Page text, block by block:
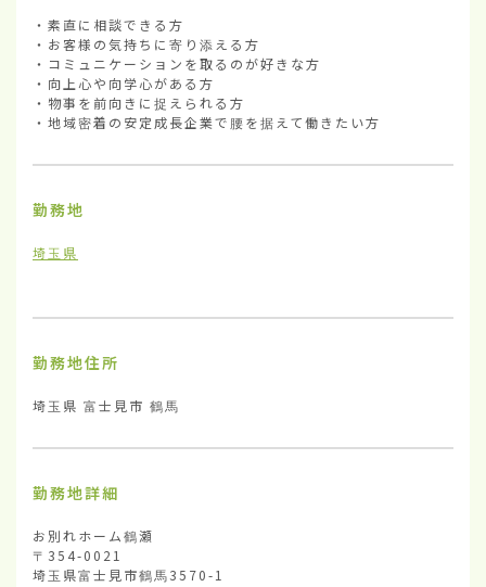
・素直に相談できる方
・お客様の気持ちに寄り添える方
・コミュニケーションを取るのが好きな方
・向上心や向学心がある方
・物事を前向きに捉えられる方
・地域密着の安定成長企業で腰を据えて働きたい方
勤務地
埼玉県
勤務地住所
埼玉県 富士見市 鶴馬
勤務地詳細
お別れホーム鶴瀬
〒354-0021
埼玉県富士見市鶴馬3570-1